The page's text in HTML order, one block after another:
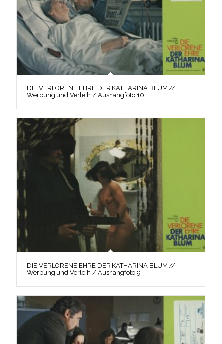
DIE VERLORENE EHRE DER KATHARINA BLUM //
Werbung und Verleih / Aushangfoto 10
DIE VERLORENE EHRE DER KATHARINA BLUM //
Werbung und Verleih / Aushangfoto 9